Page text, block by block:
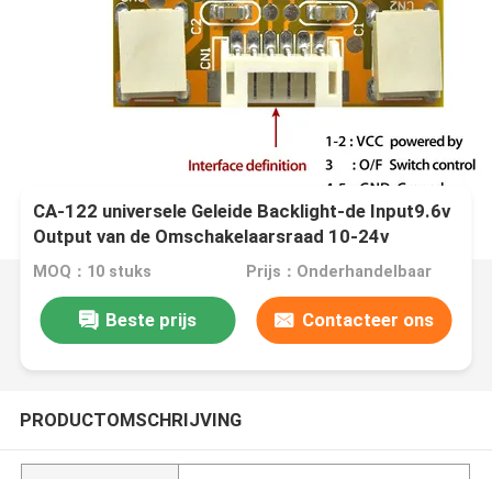
CA-122 universele Geleide Backlight-de Input9.6v
Output van de Omschakelaarsraad 10-24v
MOQ：10 stuks Prijs：Onderhandelbaar
Beste prijs Contacteer ons
PRODUCTOMSCHRIJVING